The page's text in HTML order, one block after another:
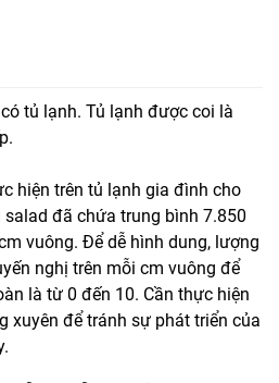
tủ lạnh. Tủ lạnh được coi là
hiện trên tủ lạnh gia đình cho
đã chứa trung bình 7.850
vuông. Để dễ hình dung, lượng
nghị trên mỗi cm vuông để
là từ 0 đến 10. Cần thực hiện
xuyên để tránh sự phát triển của